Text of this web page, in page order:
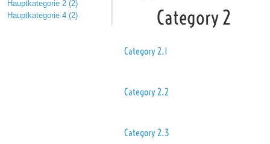
Hauptkategorie 2 (2)
Hauptkategorie 4 (2) Category 2
Category 2.1
Category 2.2
Category 2.3